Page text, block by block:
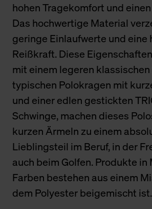
hohen Tragekomfort und
Das hochwertige Material
geringe Einlaufwerte und eine
Reißkraft. Diese
mit einem legeren
typischen Polokragen mit
und einer edlen gestickten
Schwinge, machen dieses
kurzen Ärmeln zu einem
Lieblingsteil im Beruf, in der
auch beim Golfen. Produkte in
Farben bestehen aus einem
dem Polyester beigemischt ist.